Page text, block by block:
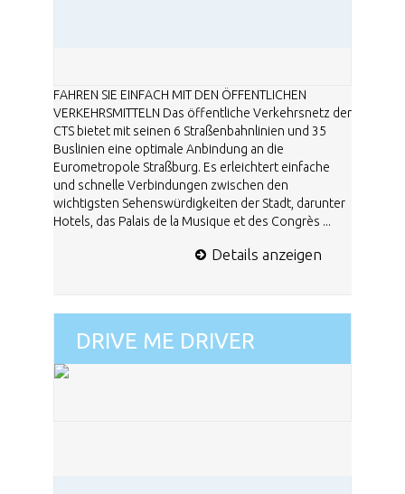
FAHREN SIE EINFACH MIT DEN ÖFFENTLICHEN
VERKEHRSMITTELN Das öffentliche Verkehrsnetz der
CTS bietet mit seinen 6 Straßenbahnlinien und 35
Buslinien eine optimale Anbindung an die
Eurometropole Straßburg. Es erleichtert einfache
und schnelle Verbindungen zwischen den
wichtigsten Sehenswürdigkeiten der Stadt, darunter
Hotels, das Palais de la Musique et des Congrès ...
Details anzeigen
DRIVE ME DRIVER